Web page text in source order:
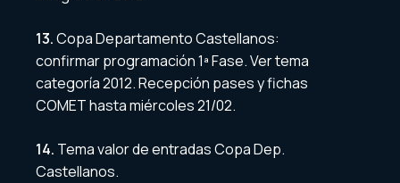
13.Copa Departamento Castellanos:
confirmar programación 1ª Fase. Ver tema
categoría 2012. Recepción pases y fichas
COMET hasta miércoles 21/02.
14. Tema valor de entradas Copa Dep.
Castellanos.